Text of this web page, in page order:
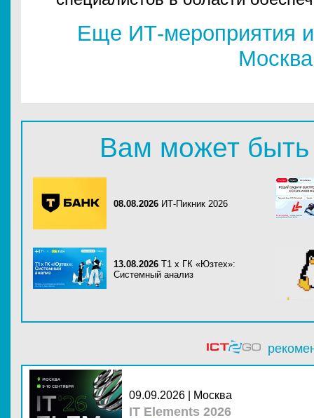
Еще ИТ-мероприятия
Москва
Вам может быть
08.08.2026 ИТ-Пикник 2026
13.08.2026 Т1 x ГК «Юзтех»:
Системный анализ
09.09.2026 | Москва
IT Elements 2026